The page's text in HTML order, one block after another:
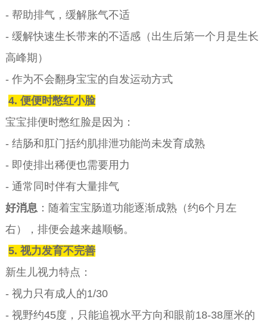
- 帮助排气，缓解胀气不适
- 缓解快速生长带来的不适感（出生后第一个月是生长
高峰期）
- 作为不会翻身宝宝的自发运动方式
4. 便便时憋红小脸
宝宝排便时憋红脸是因为：
- 结肠和肛门括约肌排泄功能尚未发育成熟
- 即使排出稀便也需要用力
- 通常同时伴有大量排气
好消息 ：随着宝宝肠道功能逐渐成熟（约6个月左
右），排便会越来越顺畅。
5. 视力发育不完善
新生儿视力特点：
- 视力只有成人的1/30
- 视野约45度，只能追视水平方向和眼前18-38厘米的